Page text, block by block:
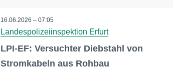
16.06.2026 – 07:05
Landespolizeiinspektion Erfurt
LPI-EF: Versuchter Diebstahl von
Stromkabeln aus Rohbau